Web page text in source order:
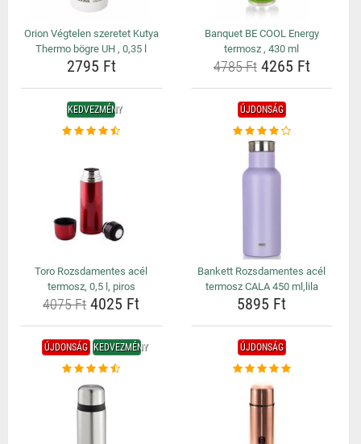
Orion Végtelen szeretet Kutya
Thermo bögre UH , 0,35 l
2795 Ft
Banquet BE COOL Energy
termosz , 430 ml
4785 Ft4265 Ft
KEDVEZMÉNY
Toro Rozsdamentes acél
termosz, 0,5 l, piros
4075 Ft4025 Ft
ÚJDONSÁG
Bankett Rozsdamentes acél
termosz CALA 450 ml,lila
5895 Ft
ÚJDONSÁG KEDVEZMÉNY ÚJDONSÁG